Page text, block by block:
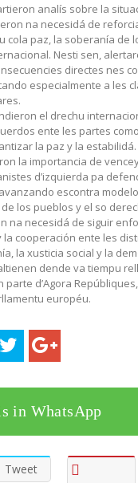
analís sobre la
na necesidá de
cola paz, la soberanía de
Nesti sen,
directes nes
especialmente a les
el drechu
ente les partes
la paz y la estabilidá.
la importancia de
d’izquierda pa
escontra
los pueblos y el so
na necesidá de siguir
cooperación ente les
la xusticia social y la
dende va tiempu
d’Agora
européu.
in WhatsApp
Tweet